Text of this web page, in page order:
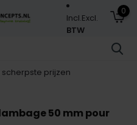
Incl.Excl.
BTW
0
prijzen
50 mm pour